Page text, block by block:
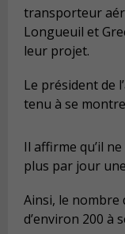
transporteur
Longueuil et
leur projet.
Le président de
tenu à se
Il affirme qu’il
plus par jour
Ainsi, le nombre
d’environ 200 à